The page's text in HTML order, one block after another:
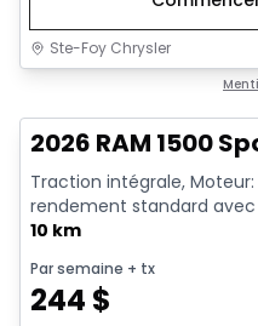
Ste-Foy Chrysler
2026 RAM 1500
Traction intégrale,
rendement standard
10 km
Par semaine + tx
244 $